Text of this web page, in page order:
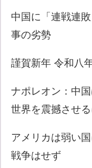
中国に「連戦連
事の劣勢
謹賀新年 令和八
ナポレオン：中
世界を震撼させ
アメリカは弱い
戦争はせず